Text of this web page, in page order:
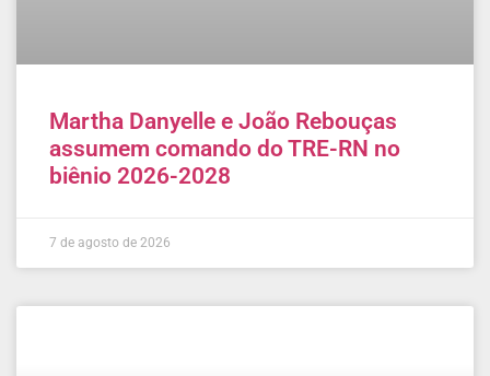
Martha Danyelle e João Rebouças
assumem comando do TRE-RN no
biênio 2026-2028
7 de agosto de 2026